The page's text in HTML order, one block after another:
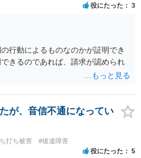
役にたった 3
行動によるものなのかが証明でき
きるのであれば、請求が認められ
が、音信不通になってい
打ち被害 #後遺障害
役にたった 5